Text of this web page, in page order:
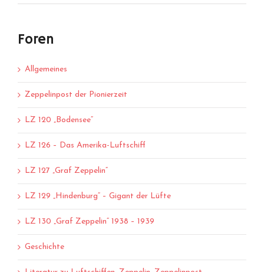
Foren
Allgemeines
Zeppelinpost der Pionierzeit
LZ 120 „Bodensee“
LZ 126 – Das Amerika-Luftschiff
LZ 127 „Graf Zeppelin“
LZ 129 „Hindenburg“ – Gigant der Lüfte
LZ 130 „Graf Zeppelin“ 1938 – 1939
Geschichte